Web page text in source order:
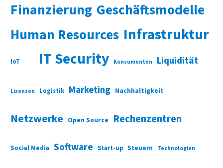
Finanzierung Geschäftsmodelle
Human Resources Infrastruktur
IoT IT Security Konsumenten Liquidität
Lizenzen Logistik Marketing Nachhaltigkeit
Netzwerke Open Source Rechenzentren
Social Media Software Start-up Steuern Technologien